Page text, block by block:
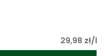
29,98 zł/l